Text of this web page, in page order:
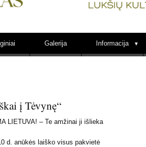
Galerija Informacija
į Tėvynę“
LIETUVA! – Te amžinai ji išlieka
d. anūkės laiško visus pakvietė